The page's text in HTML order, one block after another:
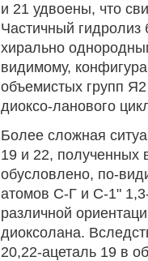
и 21 удвоены, что
Частичный гидролиз
хирально
видимому,
объемистых групп
диоксо-ланового
Более сложная
19 и 22, полученных
обусловлено, по-
атомов С-Г и С-1"
различной
диоксолана.
20,22-ацеталь 19 в